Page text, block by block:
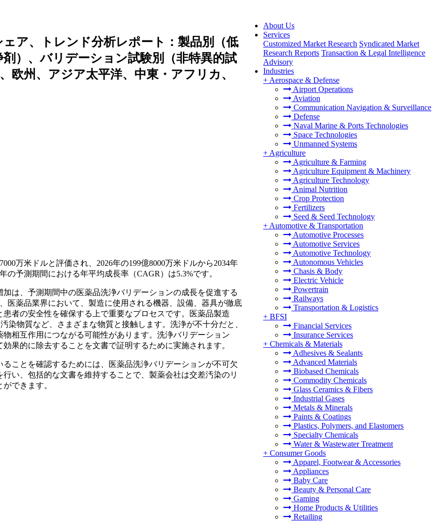
About Us
Services
Customized Market Research Syndicated Market
Research Reports Transaction & Legal Intelligence
Advisory
Industries
+ Aerospace & Defense
Airport Operations
Aviation
Communication Navigation & Surveillance
Defense
Naval Marine & Ports Technologies
Space Technologies
Unmanned Systems
+ Agriculture
Agriculture & Farming
Agriculture Equipment & Machinery
Agriculture Technology
Animal Nutrition
Crop Protection
Fertilizers
Seed & Seed Technology
+ Automotive & Transportation
Automotive Processes
Automotive Services
Automotive Technology
Autonomous Vehicles
Chasis & Body
Electric Vehicle
Powertrain
Railways
Transportation & Logistics
+ BFSI
Financial Services
Insurance Services
+ Chemicals & Materials
Adhesives & Sealants
Advanced Materials
Biobased Chemicals
Commodity Chemicals
Glass Ceramics & Fibers
Industrial Gases
Metals & Minerals
Paints & Coatings
Plastics, Polymers, and Elastomers
Specialty Chemicals
Water & Wastewater Treatment
+ Consumer Goods
Apparel, Footwear & Accessories
Appliances
Baby Care
Beauty & Personal Care
Gaming
Home Products & Utilities
Retailing
ア、トレンド分析レポート：製品別（低
）、バリデーション試験別（非特異的試
欧州、アジア太平洋、中東・アフリカ、
万米ドルと評価され、2026年の199億8000万米ドルから2034年
の予測期間における年平均成長率（CAGR）は5.3%です。
は、予測期間中の医薬品洗浄バリデーションの成長を促進する
医薬品業界において、製造に使用される機器、設備、器具が徹底
者の安全性を確保する上で重要なプロセスです。医薬品製造
物質など、さまざまな物質と接触します。洗浄が不十分だと、
相互作用につながる可能性があります。洗浄バリデーション
果的に除去することを文書で証明するために実施されます。
ことを確認するためには、医薬品洗浄バリデーションが不可欠
い、包括的な文書を維持することで、製薬会社は交差汚染のリ
できます。